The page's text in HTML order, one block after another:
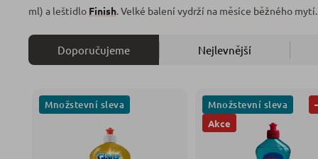
ml) a leštidlo Finish. Velké balení vydrží na měsíce běžného mytí.
Doporučujeme Nejlevnější
Množstevní sleva
Akce
Množstevní sleva